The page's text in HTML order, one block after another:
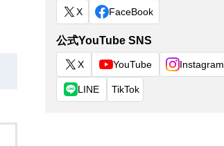
X FaceBook
公式YouTube SNS
X YouTube Instagram
LINE TikTok